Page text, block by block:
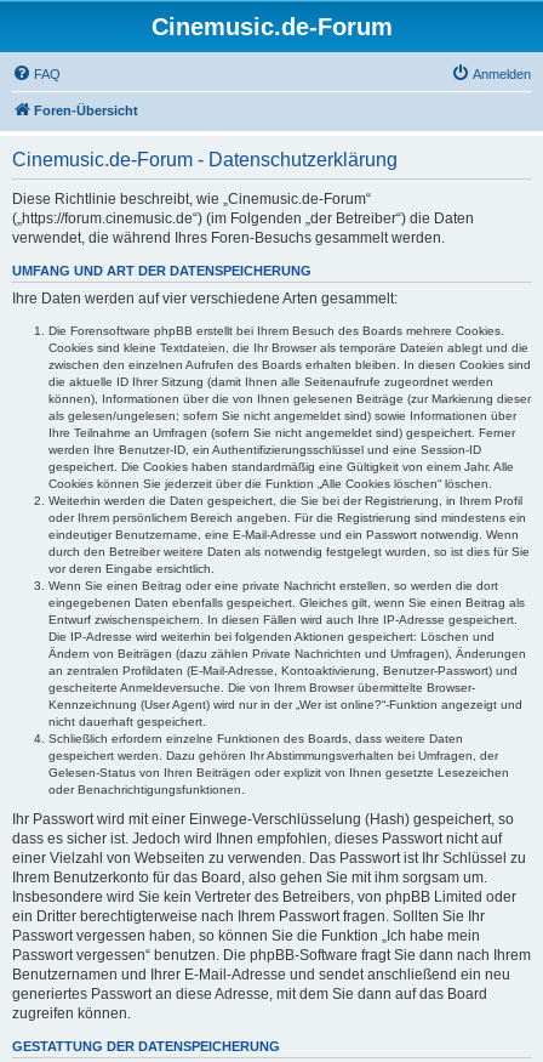
Cinemusic.de-Forum
FAQ Anmelden
Foren-Übersicht
Cinemusic.de-Forum - Datenschutzerklärung
Diese Richtlinie beschreibt, wie „Cinemusic.de-Forum“
(„https://forum.cinemusic.de“) (im Folgenden „der Betreiber“) die Daten
verwendet, die während Ihres Foren-Besuchs gesammelt werden.
UMFANG UND ART DER DATENSPEICHERUNG
Ihre Daten werden auf vier verschiedene Arten gesammelt:
Die Forensoftware phpBB erstellt bei Ihrem Besuch des Boards mehrere Cookies.
Cookies sind kleine Textdateien, die Ihr Browser als temporäre Dateien ablegt und die
zwischen den einzelnen Aufrufen des Boards erhalten bleiben. In diesen Cookies sind
die aktuelle ID Ihrer Sitzung (damit Ihnen alle Seitenaufrufe zugeordnet werden
können), Informationen über die von Ihnen gelesenen Beiträge (zur Markierung dieser
als gelesen/ungelesen; sofern Sie nicht angemeldet sind) sowie Informationen über
Ihre Teilnahme an Umfragen (sofern Sie nicht angemeldet sind) gespeichert. Ferner
werden Ihre Benutzer-ID, ein Authentifizierungsschlüssel und eine Session-ID
gespeichert. Die Cookies haben standardmäßig eine Gültigkeit von einem Jahr. Alle
Cookies können Sie jederzeit über die Funktion „Alle Cookies löschen“ löschen.
Weiterhin werden die Daten gespeichert, die Sie bei der Registrierung, in Ihrem Profil
oder Ihrem persönlichem Bereich angeben. Für die Registrierung sind mindestens ein
eindeutiger Benutzername, eine E-Mail-Adresse und ein Passwort notwendig. Wenn
durch den Betreiber weitere Daten als notwendig festgelegt wurden, so ist dies für Sie
vor deren Eingabe ersichtlich.
Wenn Sie einen Beitrag oder eine private Nachricht erstellen, so werden die dort
eingegebenen Daten ebenfalls gespeichert. Gleiches gilt, wenn Sie einen Beitrag als
Entwurf zwischenspeichern. In diesen Fällen wird auch Ihre IP-Adresse gespeichert.
Die IP-Adresse wird weiterhin bei folgenden Aktionen gespeichert: Löschen und
Ändern von Beiträgen (dazu zählen Private Nachrichten und Umfragen), Änderungen
an zentralen Profildaten (E-Mail-Adresse, Kontoaktivierung, Benutzer-Passwort) und
gescheiterte Anmeldeversuche. Die von Ihrem Browser übermittelte Browser-
Kennzeichnung (User Agent) wird nur in der „Wer ist online?“-Funktion angezeigt und
nicht dauerhaft gespeichert.
Schließlich erfordern einzelne Funktionen des Boards, dass weitere Daten
gespeichert werden. Dazu gehören Ihr Abstimmungsverhalten bei Umfragen, der
Gelesen-Status von Ihren Beiträgen oder explizit von Ihnen gesetzte Lesezeichen
oder Benachrichtigungsfunktionen.
Ihr Passwort wird mit einer Einwege-Verschlüsselung (Hash) gespeichert, so
dass es sicher ist. Jedoch wird Ihnen empfohlen, dieses Passwort nicht auf
einer Vielzahl von Webseiten zu verwenden. Das Passwort ist Ihr Schlüssel zu
Ihrem Benutzerkonto für das Board, also gehen Sie mit ihm sorgsam um.
Insbesondere wird Sie kein Vertreter des Betreibers, von phpBB Limited oder
ein Dritter berechtigterweise nach Ihrem Passwort fragen. Sollten Sie Ihr
Passwort vergessen haben, so können Sie die Funktion „Ich habe mein
Passwort vergessen“ benutzen. Die phpBB-Software fragt Sie dann nach Ihrem
Benutzernamen und Ihrer E-Mail-Adresse und sendet anschließend ein neu
generiertes Passwort an diese Adresse, mit dem Sie dann auf das Board
zugreifen können.
GESTATTUNG DER DATENSPEICHERUNG